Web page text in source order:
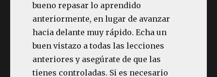
bueno repasar lo aprendido
anteriormente, en lugar de avanzar
hacia delante muy rápido. Echa un
buen vistazo a todas las lecciones
anteriores y asegúrate de que las
tienes controladas. Si es necesario